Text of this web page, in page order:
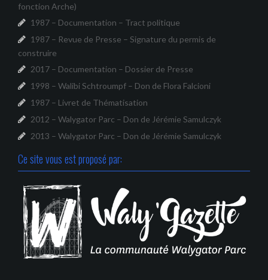
fonction Arche)
1987 – Documentation – Tract politique
1987 – Revue de Presse – Signature du permis de
construire
2017 – Documentation – Dossier de Presse
1998 – Walibi Schtroumpf – Don de Flora Falcioni
1987 – Livret de Thématisation
2012 – Walygator Parc – Don de Jérémie Samulczyk
2013 – Walygator Parc – Don de Jérémie Samulczyk
Ce site vous est proposé par: